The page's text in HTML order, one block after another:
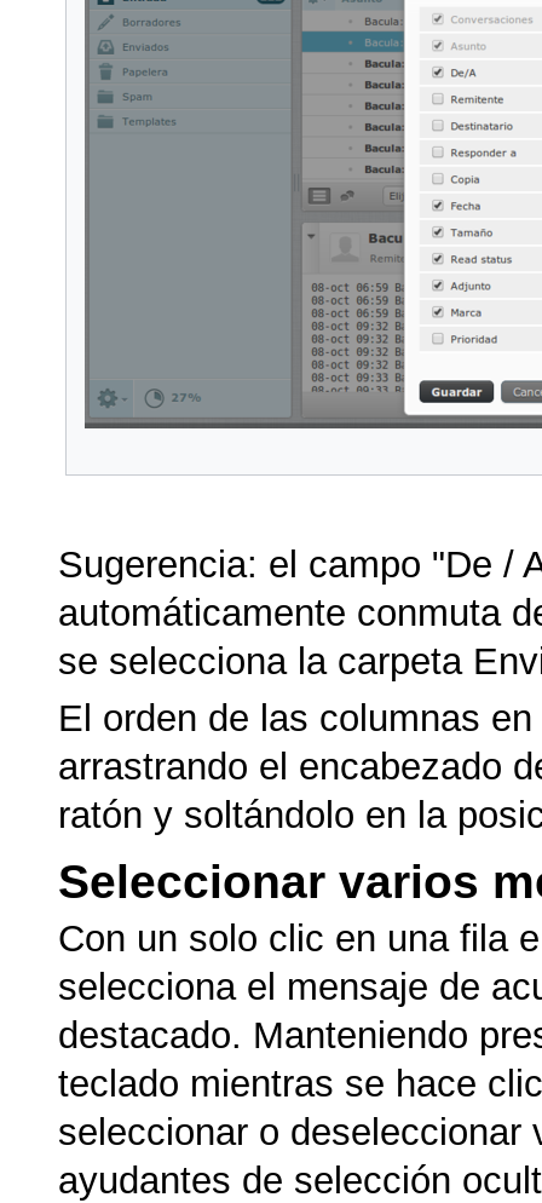
Sugerencia: el campo "De /
automáticamente conmuta
se selecciona la carpeta
El orden de las columnas
arrastrando el encabezado
ratón y soltándolo en la
Seleccionar varios
Con un solo clic en una fila
selecciona el mensaje de
destacado. Manteniendo
teclado mientras se hace
seleccionar o deseleccionar
ayudantes de selección